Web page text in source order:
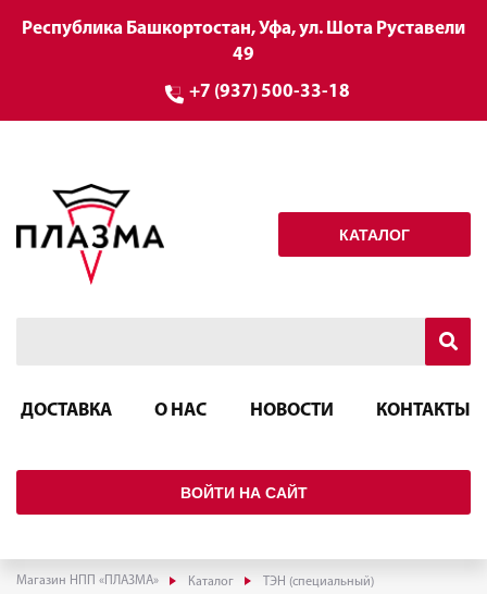
Республика Башкортостан, Уфа, ул. Шота Руставели
49
+7 (937) 500-33-18
КАТАЛОГ
ДОСТАВКА О НАС НОВОСТИ КОНТАКТЫ
ВОЙТИ НА САЙТ
Магазин НПП «ПЛАЗМА» Каталог
ТЭН (специальный)